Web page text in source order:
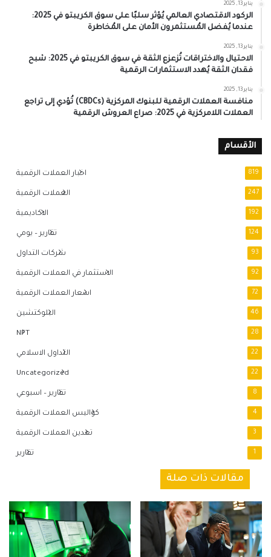
يناير 13, 2025
الركود الاقتصادي العالمي يُؤثر سلبًا على سوق الكريبتو في 2025:
عندما يُفضل المُستثمرون الأمان على المُخاطرة
يناير 13, 2025
الاحتيال والاختراقات تُزعزع الثقة في سوق الكريبتو في 2025: شبح
فقدان الثقة يُهدد الاستثمارات الرقمية
يناير 13, 2025
منافسة العملات الرقمية للبنوك المركزية (CBDCs) تُؤدي إلى تراجع
العملات اللامركزية في 2025: صراع العروش الرقمية
الأقسام
اخبار العملات الرقمية 819
العملات الرقمية 247
الاكاديمية 192
تقارير – يومي 124
شركات التداول 93
الاستثمار في العملات الرقمية 92
اسعار العملات الرقمية 72
البلوكتشين 46
NFT 28
التداول الاسلامي 22
Uncategorized 22
تقارير – اسبوعي 8
كواليس العملات الرقمية 4
تعدين العملات الرقمية 3
تقارير 1
مقالات ذات صلة